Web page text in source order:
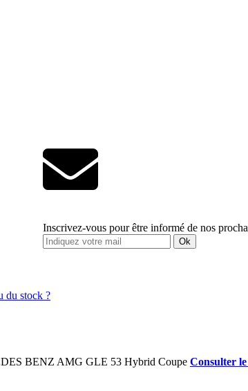
Inscrivez-vous pour être informé de nos
Ok
Consulter